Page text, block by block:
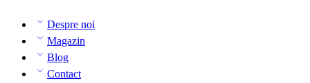
Despre noi
Magazin
Blog
Contact